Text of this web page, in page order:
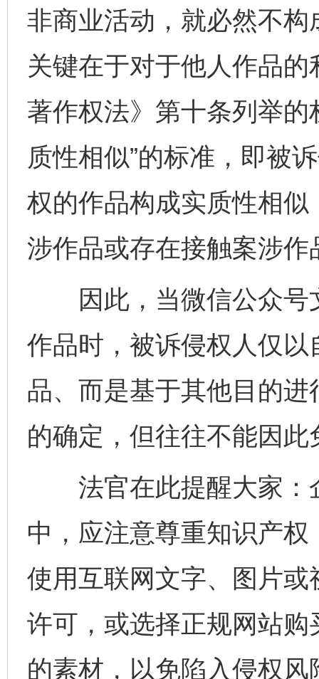
非商业活动，就必然不
关键在于对于他人作品
著作权法》第十条列举的
质性相似”的标准，即被
权的作品构成实质性相
涉作品或存在接触案涉作
因此，当微信公众号
作品时，被诉侵权人仅
品、而是基于其他目的
的确定，但往往不能因
法官在此提醒大家：
中，应注意尊重知识产
使用互联网文字、图片
许可，或选择正规网站
的素材，以免陷入侵权风